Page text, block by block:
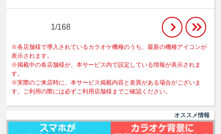
1/168
※各店舗様で導入されているカラオケ機種のうち、最新の機種アイコンが
表示されます。
※掲載中の各店舗様が、本サービス内で設定している情報が表示されま
す。
※実際のご来店時に、本サービス掲載内容と差異がある場合がございま
す。ご利用の際には必ずご利用店舗様までご確認ください。
オススメ情報